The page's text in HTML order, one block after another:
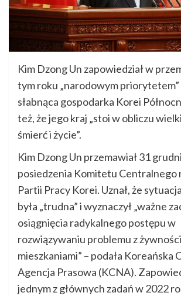
Kim Dzong Un zapowiedział w
tym roku „narodowym priorytetem”
słabnąca gospodarka Korei
też, że jego kraj „stoi w obliczu
śmierć i życie”.
Kim Dzong Un przemawiał 31
posiedzenia Komitetu Centralnego
Partii Pracy Korei. Uznał, że
była „trudna” i wyznaczył „ważne
osiągnięcia radykalnego postępu w
rozwiązywaniu problemu z
mieszkaniami” – podała Koreańska
Agencja Prasowa (KCNA).
jednym z głównych zadań w 2022